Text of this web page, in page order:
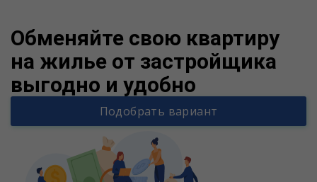
Обменяйте свою квартиру
на жилье от застройщика
выгодно и удобно
Подобрать вариант